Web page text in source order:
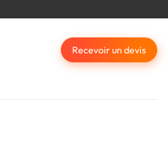
Recevoir un devis